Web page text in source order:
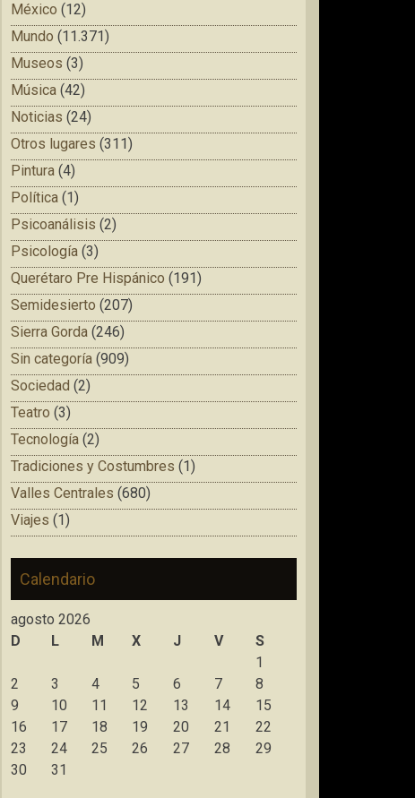
México (12)
Mundo (11.371)
Museos (3)
Música (42)
Noticias (24)
Otros lugares (311)
Pintura (4)
Política (1)
Psicoanálisis (2)
Psicología (3)
Querétaro Pre Hispánico (191)
Semidesierto (207)
Sierra Gorda (246)
Sin categoría (909)
Sociedad (2)
Teatro (3)
Tecnología (2)
Tradiciones y Costumbres (1)
Valles Centrales (680)
Viajes (1)
Calendario
agosto 2026
D
L M X J V
S
1
2
3 4 5 6 7
8
9
10 11 12 13 14
15
16
17 18 19 20 21
22
23
24 25 26 27 28
29
30
31